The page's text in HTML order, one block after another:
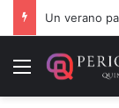
Menú